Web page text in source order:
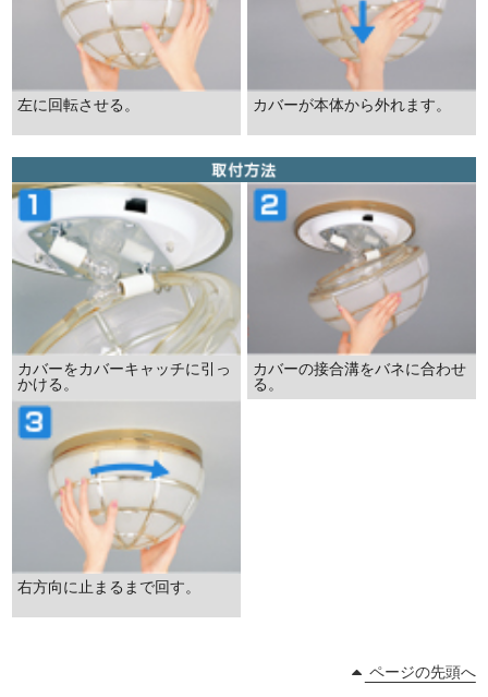
左に回転させる。 カバーが本体から外れます。
カバーをカバーキャッチに引っ
かける。
カバーの接合溝をバネに合わせ
る。
右方向に止まるまで回す。
ページの先頭へ